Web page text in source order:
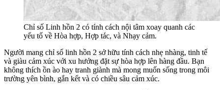
Chỉ số Linh hồn 2 có tính cách nội tâm xoay quanh các
yếu tố về Hòa hợp, Hợp tác, và Nhạy cảm.
Người mang chỉ số linh hồn 2 sở hữu tính cách nhẹ nhàng, tinh tế
và giàu cảm xúc với xu hướng đặt sự hòa hợp lên hàng đầu. Bạn
không thích ồn ào hay tranh giành mà mong muốn sống trong môi
trường yên bình, gắn kết và có chiều sâu cảm xúc.